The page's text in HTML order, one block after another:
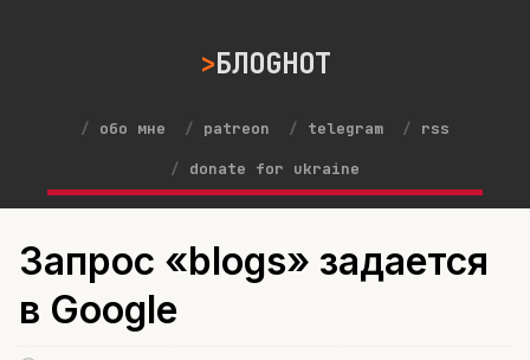
БЛОGНОТ
обо мне patreon telegram
rss
donate for ukraine
Запрос «blogs» задается
в Google